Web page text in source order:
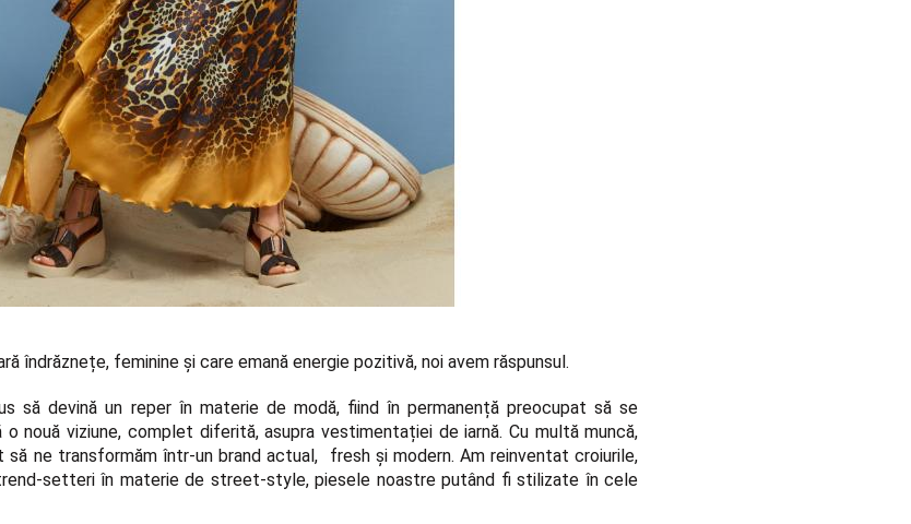
îndrăznețe, feminine și care emană energie pozitivă, noi avem răspunsul.
să devină un reper în materie de modă, fiind în permanență preocupat să se
o nouă viziune, complet diferită, asupra vestimentației de iarnă. Cu multă muncă,
ne transformăm într-un brand actual, fresh și modern. Am reinventat croiurile,
setteri în materie de street-style, piesele noastre putând fi stilizate în cele